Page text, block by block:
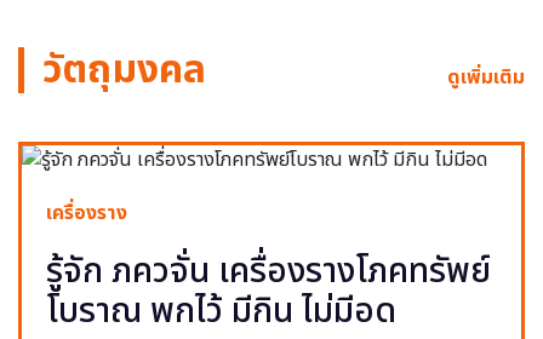
วัตถุมงคล ดูเพิ่มเติม
เครื่องราง
รู้จัก ภควจั่น เครื่องรางโภคทรัพย์
โบราณ พกไว้ มีกิน ไม่มีอด